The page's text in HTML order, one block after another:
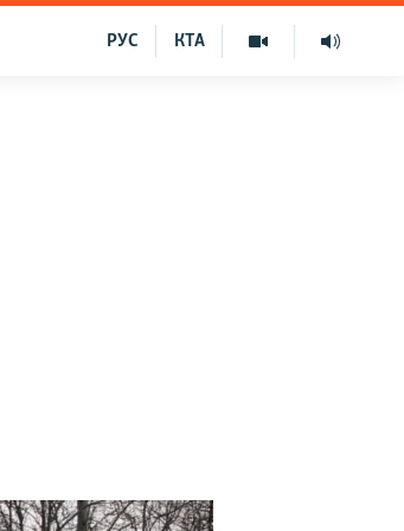
КТА
РУС